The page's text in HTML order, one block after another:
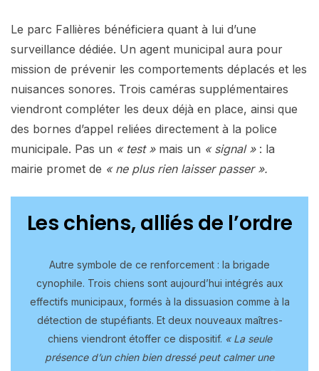
Le parc Fallières bénéficiera quant à lui d’une
surveillance dédiée. Un agent municipal aura pour
mission de prévenir les comportements déplacés et les
nuisances sonores. Trois caméras supplémentaires
viendront compléter les deux déjà en place, ainsi que
des bornes d’appel reliées directement à la police
municipale. Pas un « test »mais un « signal »: la
mairie promet de « ne plus rien laisser passer ».
Les chiens, alliés de l’ordre
Autre symbole de ce renforcement : la brigade
cynophile. Trois chiens sont aujourd’hui intégrés aux
effectifs municipaux, formés à la dissuasion comme à la
détection de stupéfiants. Et deux nouveaux maîtres-
chiens viendront étoffer ce dispositif. « La seule
présence d’un chien bien dressé peut calmer une